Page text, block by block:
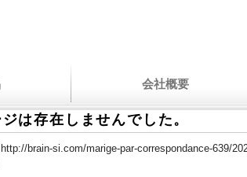
会社概要
は存在しませんでした。
http://brain-si.com/marige-par-correspondance-639/